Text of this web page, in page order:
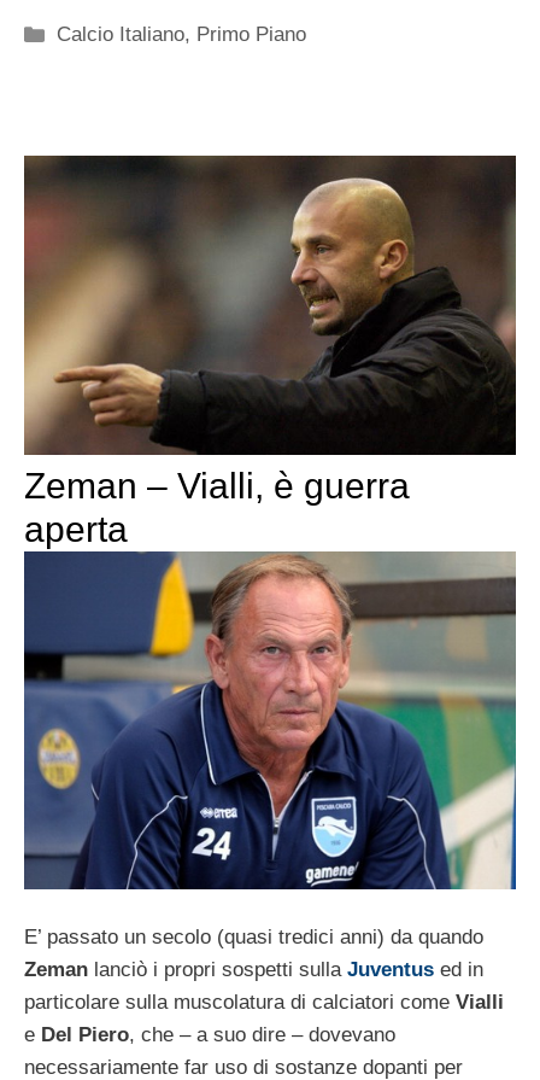
Categorie
Calcio Italiano, Primo Piano
Zeman – Vialli, è guerra
aperta
E’ passato un secolo (quasi tredici anni) da quando
Zeman lanciò i propri sospetti sulla Juventus ed in
particolare sulla muscolatura di calciatori come Vialli
e Del Piero, che – a suo dire – dovevano
necessariamente far uso di sostanze dopanti per